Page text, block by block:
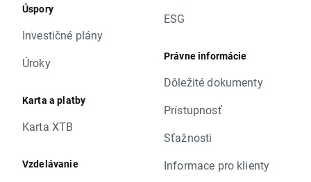
Úspory
Investičné plány
Úroky
Karta a platby
Karta XTB
Vzdelávanie
ESG
Právne informácie
Dôležité dokumenty
Prístupnosť
Sťažnosti
Informace pro klienty